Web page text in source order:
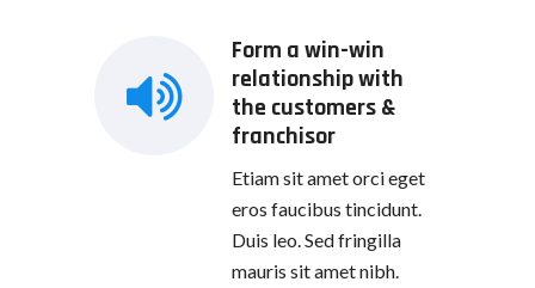
Form a win-win
relationship with
the customers &
franchisor
Etiam sit amet orci eget
eros faucibus tincidunt.
Duis leo. Sed fringilla
mauris sit amet nibh.